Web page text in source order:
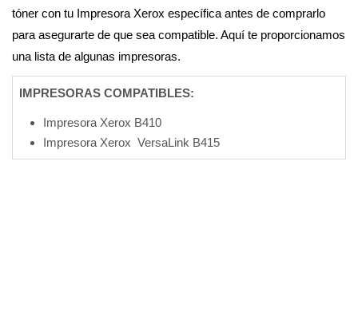
tóner con tu Impresora Xerox específica antes de comprarlo
para asegurarte de que sea compatible. Aquí te proporcionamos
una lista de algunas impresoras.
IMPRESORAS COMPATIBLES:
Impresora Xerox B410
Impresora Xerox VersaLink B415